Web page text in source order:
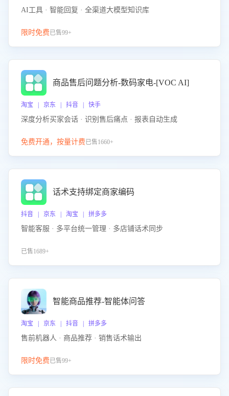
AI工具 · 智能回复 · 全渠道大模型知识库
限时免费已售99+
商品售后问题分析-数码家电-[VOC AI]
淘宝 | 京东 | 抖音 | 快手
深度分析买家会话 · 识别售后痛点 · 报表自动生成
免费开通，按量计费已售1660+
话术支持绑定商家编码
抖音 | 京东 | 淘宝 | 拼多多
智能客服 · 多平台统一管理 · 多店铺话术同步
已售1689+
智能商品推荐-智能体问答
淘宝 | 京东 | 抖音 | 拼多多
售前机器人 · 商品推荐 · 销售话术输出
限时免费已售99+